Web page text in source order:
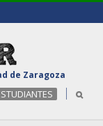
de Zaragoza